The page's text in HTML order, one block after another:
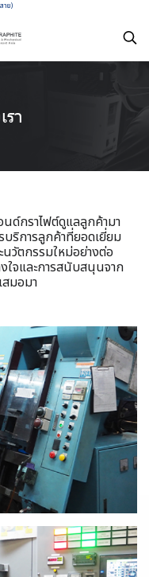
าย)
า
ด์กราไฟต์ดูแลลูกค้ามา
ริการลูกค้าที่ยอดเยี่ยม
วัตกรรมใหม่อย่างต่อ
ใจและการสนับสนุนจาก
สมอมา